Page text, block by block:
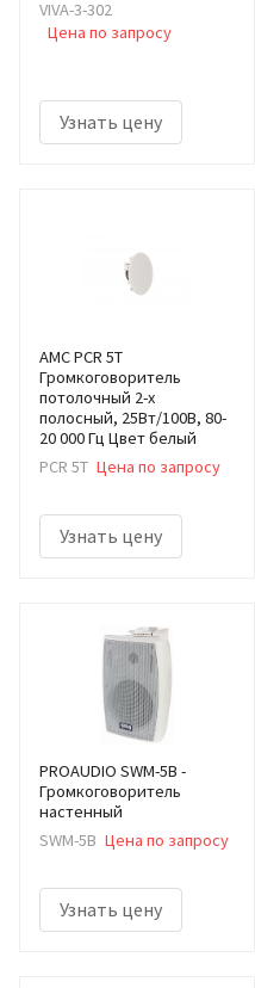
VIVA-3-302
Цена по запросу
Узнать цену
AMC PCR 5T
Громкоговоритель
потолочный 2-х
полосный, 25Вт/100В, 80-
20 000 Гц Цвет белый
PCR 5T Цена по запросу
Узнать цену
PROAUDIO SWM-5B -
Громкоговоритель
настенный
SWM-5B Цена по запросу
Узнать цену